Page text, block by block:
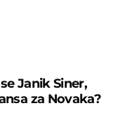
Janik Siner,
za Novaka?